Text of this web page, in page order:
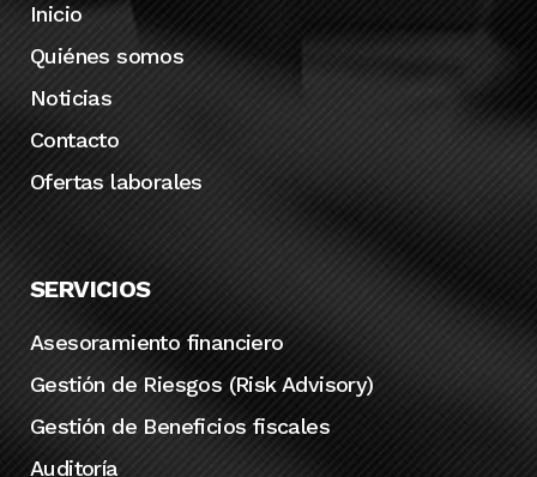
Inicio
Quiénes somos
Noticias
Contacto
Ofertas laborales
SERVICIOS
Asesoramiento financiero
Gestión de Riesgos (Risk Advisory)
Gestión de Beneficios fiscales
Auditoría